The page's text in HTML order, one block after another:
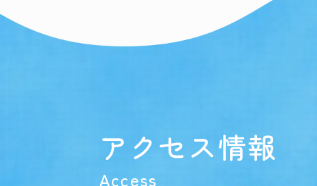
アクセス情報
Access